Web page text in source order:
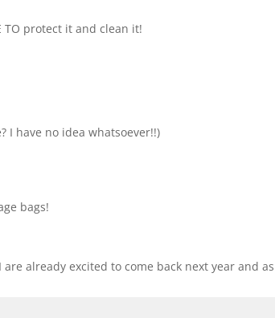
TO protect it and clean it!
I have no idea whatsoever!!)
bags!
already excited to come back next year and